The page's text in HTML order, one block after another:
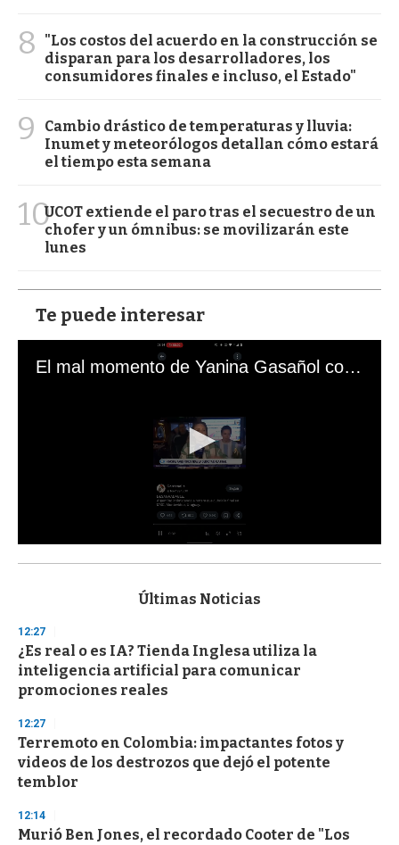
8
"Los costos del acuerdo en la construcción se
disparan para los desarrolladores, los
consumidores finales e incluso, el Estado"
9
Cambio drástico de temperaturas y lluvia:
Inumet y meteorólogos detallan cómo estará
el tiempo esta semana
10UCOT extiende el paro tras el secuestro de un
chofer y un ómnibus: se movilizarán este
lunes
Te puede interesar
El mal momento de Yanina Gasañol con un hincha argentino en "Subrayado"
s
d
s
o
f
3
s
e
c
o
n
Últimas Noticias
12:27
¿Es real o es IA? Tienda Inglesa utiliza la
inteligencia artificial para comunicar
promociones reales
12:27
Terremoto en Colombia: impactantes fotos y
videos de los destrozos que dejó el potente
temblor
12:14
Murió Ben Jones, el recordado Cooter de "Los